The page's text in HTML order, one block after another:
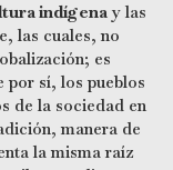
indígena y las
las cuales, no
es
por sí, los pueblos
de la sociedad en
manera de
la misma raíz